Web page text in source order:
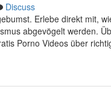
Discuss
Erlebe direkt mit,
abgevögelt werden.
Porno Videos über